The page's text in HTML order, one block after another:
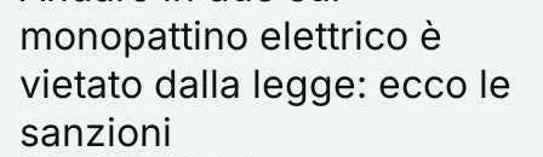
monopattino elettrico è
vietato dalla legge: ecco le
sanzioni